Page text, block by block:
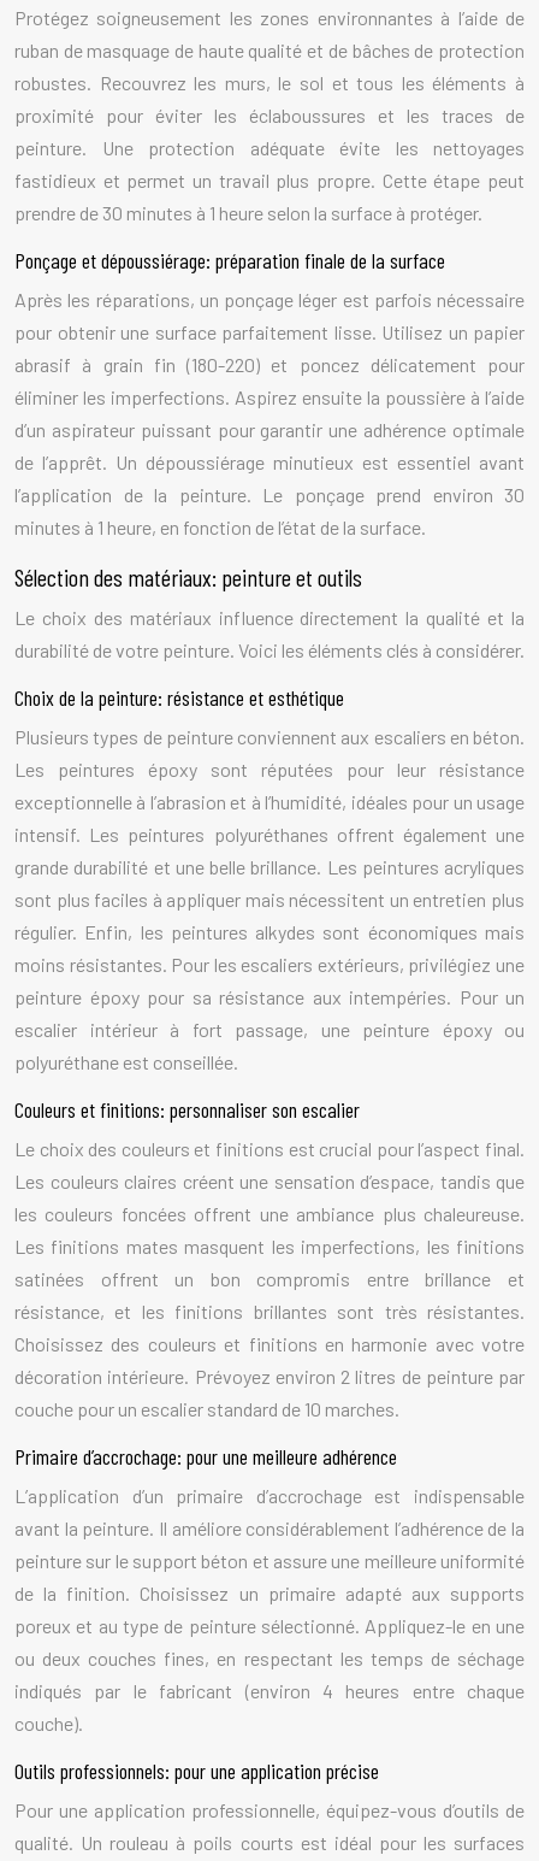
Protégez soigneusement les zones environnantes à l’aide de
ruban de masquage de haute qualité et de bâches de protection
robustes. Recouvrez les murs, le sol et tous les éléments à
proximité pour éviter les éclaboussures et les traces de
peinture. Une protection adéquate évite les nettoyages
fastidieux et permet un travail plus propre. Cette étape peut
prendre de 30 minutes à 1 heure selon la surface à protéger.
Ponçage et dépoussiérage: préparation finale de la surface
Après les réparations, un ponçage léger est parfois nécessaire
pour obtenir une surface parfaitement lisse. Utilisez un papier
abrasif à grain fin (180-220) et poncez délicatement pour
éliminer les imperfections. Aspirez ensuite la poussière à l’aide
d’un aspirateur puissant pour garantir une adhérence optimale
de l’apprêt. Un dépoussiérage minutieux est essentiel avant
l’application de la peinture. Le ponçage prend environ 30
minutes à 1 heure, en fonction de l’état de la surface.
Sélection des matériaux: peinture et outils
Le choix des matériaux influence directement la qualité et la
durabilité de votre peinture. Voici les éléments clés à considérer.
Choix de la peinture: résistance et esthétique
Plusieurs types de peinture conviennent aux escaliers en béton.
Les peintures époxy sont réputées pour leur résistance
exceptionnelle à l’abrasion et à l’humidité, idéales pour un usage
intensif. Les peintures polyuréthanes offrent également une
grande durabilité et une belle brillance. Les peintures acryliques
sont plus faciles à appliquer mais nécessitent un entretien plus
régulier. Enfin, les peintures alkydes sont économiques mais
moins résistantes. Pour les escaliers extérieurs, privilégiez une
peinture époxy pour sa résistance aux intempéries. Pour un
escalier intérieur à fort passage, une peinture époxy ou
polyuréthane est conseillée.
Couleurs et finitions: personnaliser son escalier
Le choix des couleurs et finitions est crucial pour l’aspect final.
Les couleurs claires créent une sensation d’espace, tandis que
les couleurs foncées offrent une ambiance plus chaleureuse.
Les finitions mates masquent les imperfections, les finitions
satinées offrent un bon compromis entre brillance et
résistance, et les finitions brillantes sont très résistantes.
Choisissez des couleurs et finitions en harmonie avec votre
décoration intérieure. Prévoyez environ 2 litres de peinture par
couche pour un escalier standard de 10 marches.
Primaire d’accrochage: pour une meilleure adhérence
L’application d’un primaire d’accrochage est indispensable
avant la peinture. Il améliore considérablement l’adhérence de la
peinture sur le support béton et assure une meilleure uniformité
de la finition. Choisissez un primaire adapté aux supports
poreux et au type de peinture sélectionné. Appliquez-le en une
ou deux couches fines, en respectant les temps de séchage
indiqués par le fabricant (environ 4 heures entre chaque
couche).
Outils professionnels: pour une application précise
Pour une application professionnelle, équipez-vous d’outils de
qualité. Un rouleau à poils courts est idéal pour les surfaces